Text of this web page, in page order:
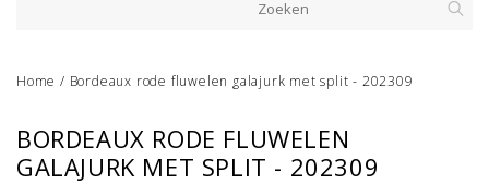
Home / Bordeaux rode fluwelen galajurk met split - 202309
BORDEAUX RODE FLUWELEN
GALAJURK MET SPLIT - 202309